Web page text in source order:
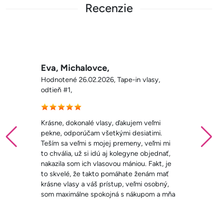
Recenzie
Eva, Michalovce,
Hodnotené 26.02.2026, Tape-in vlasy,
odtieň #1,
Krásne, dokonalé vlasy, ďakujem veľmi
pekne, odporúčam všetkými desiatimi.
Teším sa veľmi s mojej premeny, veľmi mi
to chvália, už si idú aj kolegyne objednať,
nakazila som ich vlasovou mániou. Fakt, je
to skvelé, že takto pomáhate ženám mať
krásne vlasy a váš prístup, veľmi osobný,
som maximálne spokojná s nákupom a mňa